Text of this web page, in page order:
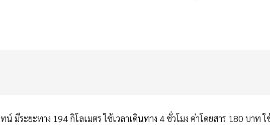
มีระยะทาง 194 กิโลเมตร ใช้เวลาเดินทาง 4 ชั่วโมง ค่าโดยสาร 180 บาท ใ